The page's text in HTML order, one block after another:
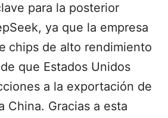
para la posterior
ya que la empresa
chips de alto rendimiento
que Estados Unidos
a la exportación de
China. Gracias a esta